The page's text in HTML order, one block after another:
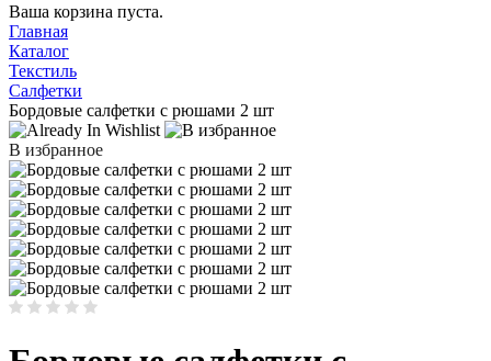
Ваша корзина пуста.
Главная
Каталог
Текстиль
Салфетки
Бордовые салфетки с рюшами 2 шт
В избранное